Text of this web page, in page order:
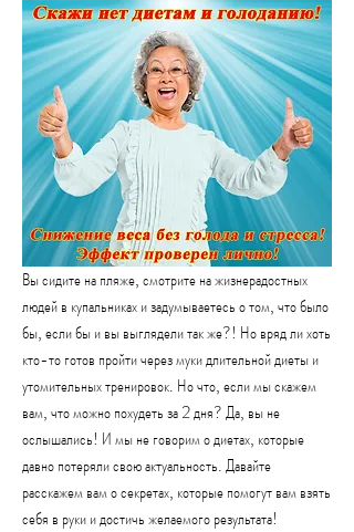
Вы сидите на пляже, смотрите на жизнерадостных
людей в купальниках и задумываетесь о том, что было
бы, если бы и вы выглядели так же?! Но вряд ли хоть
кто-то готов пройти через муки длительной диеты и
утомительных тренировок. Но что, если мы скажем
вам, что можно похудеть за 2 дня? Да, вы не
ослышались! И мы не говорим о диетах, которые
давно потеряли свою актуальность. Давайте
расскажем вам о секретах, которые помогут вам взять
себя в руки и достичь желаемого результата!